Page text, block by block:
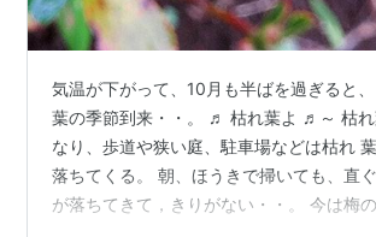
気温が下がって、10月も半ばを過ぎると
葉の季節到来・・。 ♬ 枯れ葉よ ♬～ 枯れ
なり、歩道や狭い庭、駐車場などは枯れ 葉
落ちてくる。 朝、ほうきで掃いても、直
が落ちてきて，きりがない・・。 今は梅